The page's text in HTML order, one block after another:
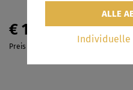
€ 14,90
Preis inkl. MwSt.
Individuelle